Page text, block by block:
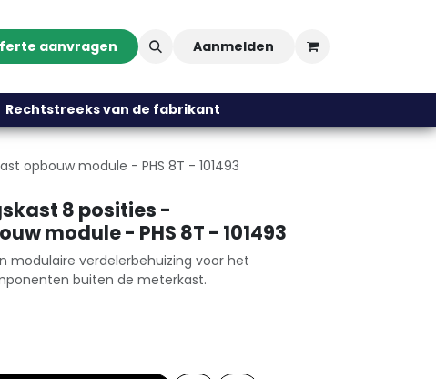
aanvragen Aanmelden
van de fabrikant
opbouw module - PHS 8T - 101493
8 posities -
module - PHS 8T - 101493
modulaire verdelerbehuizing voor het
buiten de meterkast.